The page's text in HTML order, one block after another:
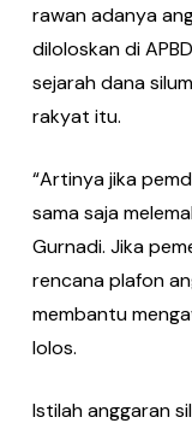
rawan adanya
diloloskan di
sejarah dana
rakyat itu.
“Artinya jika
sama saja
Gurnadi. Jika
rencana plafon
membantu
lolos.
Istilah anggaran